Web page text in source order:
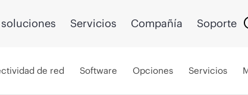
Servicios Compañía Soporte
de red Software Opciones Servicios